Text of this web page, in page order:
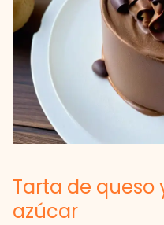
Tarta de queso
azúcar